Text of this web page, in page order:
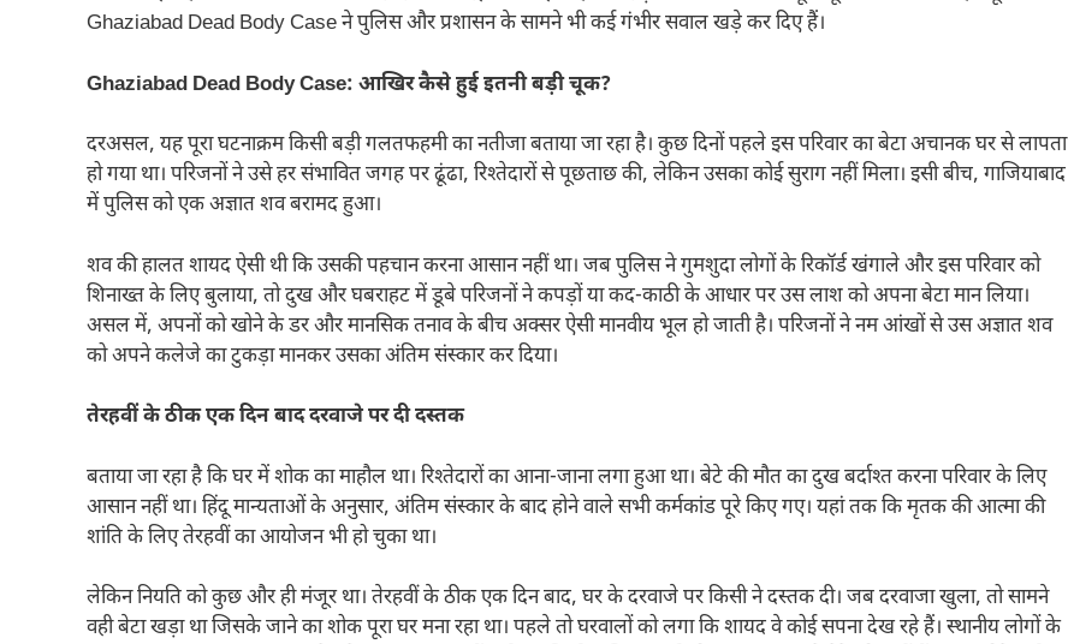
Ghaziabad Dead Body Case ने पुलिस और प्रशासन के सामने भी कई गंभीर सवाल खड़े कर दिए हैं।
Ghaziabad Dead Body Case: आखिर कैसे हुई इतनी बड़ी चूक?
दरअसल, यह पूरा घटनाक्रम किसी बड़ी गलतफहमी का नतीजा बताया जा रहा है। कुछ दिनों पहले इस परिवार का बेटा अचानक घर से लापता
हो गया था। परिजनों ने उसे हर संभावित जगह पर ढूंढा, रिश्तेदारों से पूछताछ की, लेकिन उसका कोई सुराग नहीं मिला। इसी बीच, गाजियाबाद
में पुलिस को एक अज्ञात शव बरामद हुआ।
शव की हालत शायद ऐसी थी कि उसकी पहचान करना आसान नहीं था। जब पुलिस ने गुमशुदा लोगों के रिकॉर्ड खंगाले और इस परिवार को
शिनाख्त के लिए बुलाया, तो दुख और घबराहट में डूबे परिजनों ने कपड़ों या कद-काठी के आधार पर उस लाश को अपना बेटा मान लिया।
असल में, अपनों को खोने के डर और मानसिक तनाव के बीच अक्सर ऐसी मानवीय भूल हो जाती है। परिजनों ने नम आंखों से उस अज्ञात शव
को अपने कलेजे का टुकड़ा मानकर उसका अंतिम संस्कार कर दिया।
तेरहवीं के ठीक एक दिन बाद दरवाजे पर दी दस्तक
बताया जा रहा है कि घर में शोक का माहौल था। रिश्तेदारों का आना-जाना लगा हुआ था। बेटे की मौत का दुख बर्दाश्त करना परिवार के लिए
आसान नहीं था। हिंदू मान्यताओं के अनुसार, अंतिम संस्कार के बाद होने वाले सभी कर्मकांड पूरे किए गए। यहां तक कि मृतक की आत्मा की
शांति के लिए तेरहवीं का आयोजन भी हो चुका था।
लेकिन नियति को कुछ और ही मंजूर था। तेरहवीं के ठीक एक दिन बाद, घर के दरवाजे पर किसी ने दस्तक दी। जब दरवाजा खुला, तो सामने
वही बेटा खड़ा था जिसके जाने का शोक पूरा घर मना रहा था। पहले तो घरवालों को लगा कि शायद वे कोई सपना देख रहे हैं। स्थानीय लोगों के